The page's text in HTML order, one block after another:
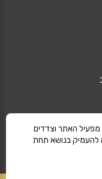
האתר וצדדים
להעמיק בנושא תחת